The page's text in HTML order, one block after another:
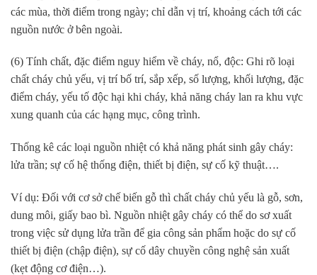
các mùa, thời điểm trong ngày; chỉ dẫn vị trí, khoảng cách tới các
nguồn nước ở bên ngoài.
(6) Tính chất, đặc điểm nguy hiểm về cháy, nổ, độc: Ghi rõ loại
chất cháy chủ yếu, vị trí bố trí, sắp xếp, số lượng, khối lượng, đặc
điểm cháy, yếu tố độc hại khi cháy, khả năng cháy lan ra khu vực
xung quanh của các hạng mục, công trình.
Thống kê các loại nguồn nhiệt có khả năng phát sinh gây cháy:
lửa trần; sự cố hệ thống điện, thiết bị điện, sự cố kỹ thuật….
Ví dụ: Đối với cơ sở chế biến gỗ thì chất cháy chủ yếu là gỗ, sơn,
dung môi, giấy bao bì. Nguồn nhiệt gây cháy có thể do sơ xuất
trong việc sử dụng lửa trần để gia công sản phẩm hoặc do sự cố
thiết bị điện (chập điện), sự cố dây chuyền công nghệ sản xuất
(kẹt động cơ điện…).